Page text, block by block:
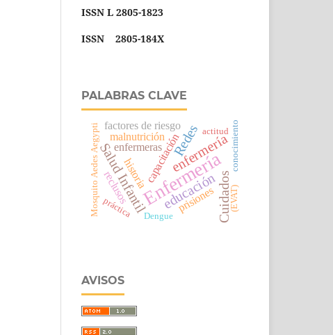
ISSN L 2805-1823
ISSN 2805-184X
PALABRAS CLAVE
Enfermería
enfermería
educación
Redes
Cuidados
Salud Infantilcapacitación
factores de riesgo
historia
enfermeras
malnutrición
reclusos prisiones
Dengue
Mosquito Aedes Aegyptipráctica
conocimiento
actitud
(EVAT)
AVISOS